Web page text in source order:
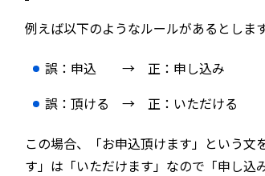
例えば以下のようなルールがあるとします
誤：申込 → 正：申し込み
誤：頂ける → 正：いただける
この場合、「お申込頂けます」という文
す」は「いただけます」なので「申し込